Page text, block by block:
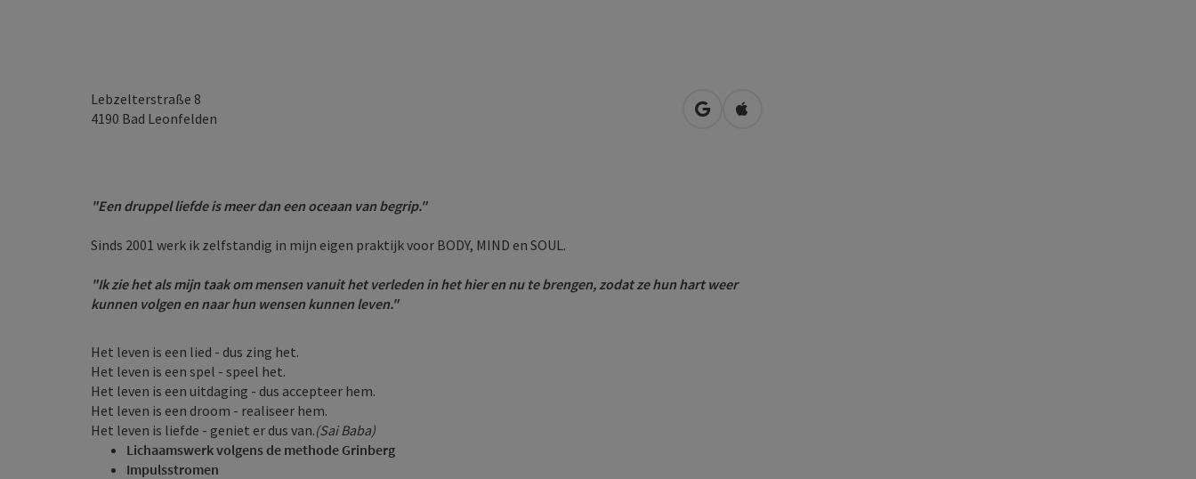
Lebzelterstraße 8
4190 Bad Leonfelden Openen in Google Maps
Openen in Apple Maps
"Een druppel liefde is meer dan een oceaan van begrip."
Sinds 2001 werk ik zelfstandig in mijn eigen praktijk voor BODY, MIND en SOUL.
"Ik zie het als mijn taak om mensen vanuit het verleden in het hier en nu te brengen, zodat ze hun hart weer
kunnen volgen en naar hun wensen kunnen leven."
Het leven is een lied - dus zing het.
Het leven is een spel - speel het.
Het leven is een uitdaging - dus accepteer hem.
Het leven is een droom - realiseer hem.
Het leven is liefde - geniet er dus van.(Sai Baba)
Lichaamswerk volgens de methode Grinberg
Impulsstromen